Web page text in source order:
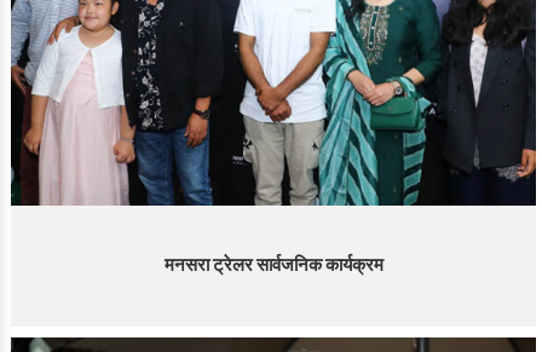
मनसरा ट्रेलर सार्वजनिक कार्यक्रम